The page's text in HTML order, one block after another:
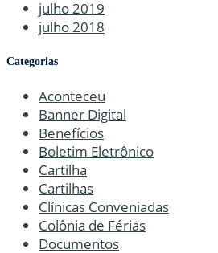
julho 2019
julho 2018
Categorias
Aconteceu
Banner Digital
Benefícios
Boletim Eletrônico
Cartilha
Cartilhas
Clínicas Conveniadas
Colônia de Férias
Documentos